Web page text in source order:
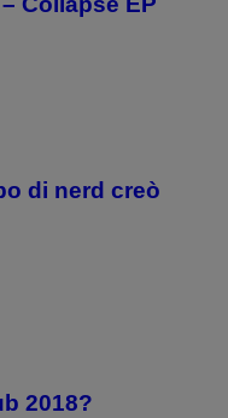
di nerd creò
2018?